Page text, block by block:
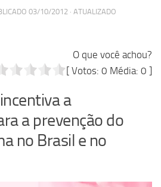
03/10/2012 · ATUALIZADO
O que você achou?
[ Votos: 0 Média: 0 ]
a
a prevenção do
no Brasil e no